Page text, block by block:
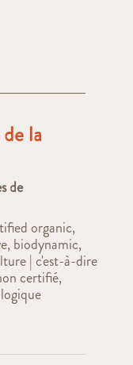
la
de
organic,
biodynamic,
| c'est-à-dire
certifié,